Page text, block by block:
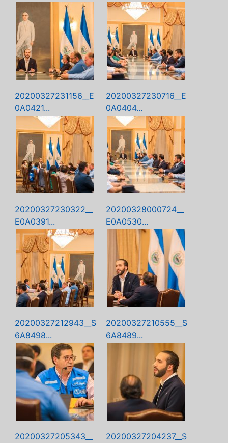
20200327231156__E
0A0421...
20200327230716__E
0A0404...
20200327230322__
E0A0391...
20200328000724__
E0A0530...
20200327212943__S
6A8498...
20200327210555__S
6A8489...
20200327205343__
20200327204237__S